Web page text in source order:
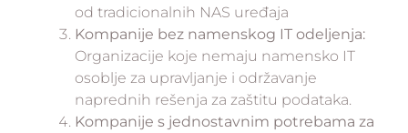
od tradicionalnih NAS uređaja
Kompanije bez namenskog IT odeljenja:
Organizacije koje nemaju namensko IT
osoblje za upravljanje i održavanje
naprednih rešenja za zaštitu podataka.
Kompanije s jednostavnim potrebama za